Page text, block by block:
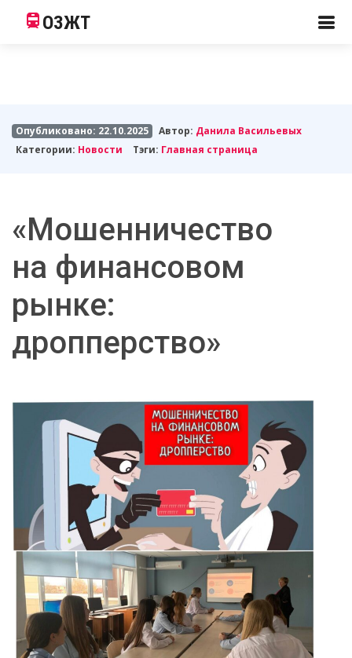
ОЗЖТ
Опубликовано: 22.10.2025 Автор: Данила Васильевых
Категории: Новости Тэги: Главная страница
«Мошенничество
на финансовом
рынке:
дропперство»